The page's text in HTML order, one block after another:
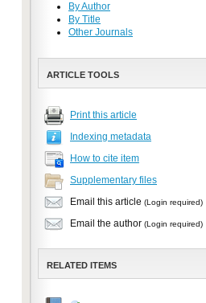
By Author
By Title
Other Journals
ARTICLE TOOLS
Print this article
Indexing metadata
How to cite item
Supplementary files
Email this article (Login required)
Email the author (Login required)
RELATED ITEMS